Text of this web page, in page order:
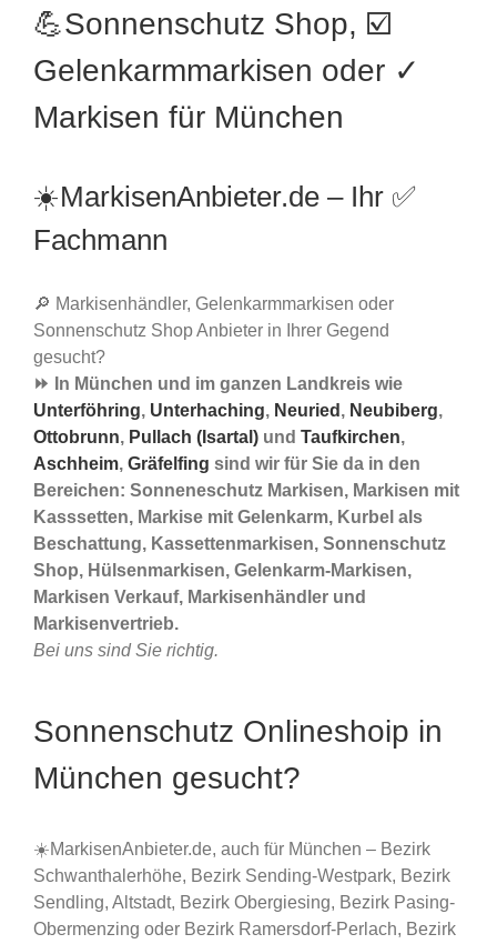
💪Sonnenschutz Shop, ☑️
Gelenkarmmarkisen oder ✓
Markisen für München
☀️MarkisenAnbieter.de – Ihr ✅
Fachmann
🔎 Markisenhändler, Gelenkarmmarkisen oder
Sonnenschutz Shop Anbieter in Ihrer Gegend
gesucht?
⏩ In München und im ganzen Landkreis wie
Unterföhring, Unterhaching, Neuried , Neubiberg,
Ottobrunn, Pullach (Isartal) und Taufkirchen,
Aschheim, Gräfelfing sind wir für Sie da in den
Bereichen: Sonneneschutz Markisen, Markisen mit
Kasssetten, Markise mit Gelenkarm, Kurbel als
Beschattung, Kassettenmarkisen, Sonnenschutz
Shop, Hülsenmarkisen, Gelenkarm-Markisen,
Markisen Verkauf, Markisenhändler und
Markisenvertrieb.
Bei uns sind Sie richtig.
Sonnenschutz Onlineshoip in
München gesucht?
☀️MarkisenAnbieter.de, auch für München – Bezirk
Schwanthalerhöhe, Bezirk Sending-Westpark, Bezirk
Sendling, Altstadt, Bezirk Obergiesing, Bezirk Pasing-
Obermenzing oder Bezirk Ramersdorf-Perlach, Bezirk